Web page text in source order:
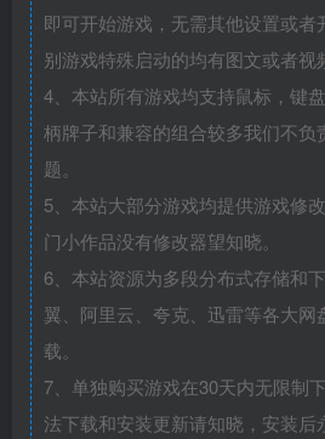
即可开始游戏，无需其他设置或者
别游戏特殊启动的均有图文或者视
4、本站所有游戏均支持鼠标，键
柄牌子和兼容的组合较多我们不负
题。
5、本站大部分游戏均提供游戏修
门小作品没有修改器望知晓。
6、本站资源为多段分布式存储和
翼、阿里云、夸克、迅雷等各大网
载。
7、单独购买游戏在30天内无限制
法下载和安装更新请知晓，安装后